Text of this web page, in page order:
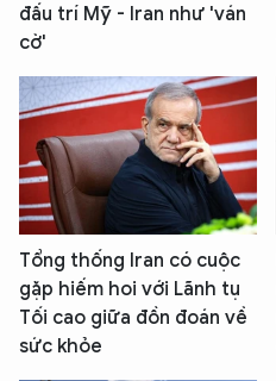
đấu trí Mỹ - Iran như 'ván
cờ'
Tổng thống Iran có cuộc
gặp hiếm hoi với Lãnh tụ
Tối cao giữa đồn đoán về
sức khỏe